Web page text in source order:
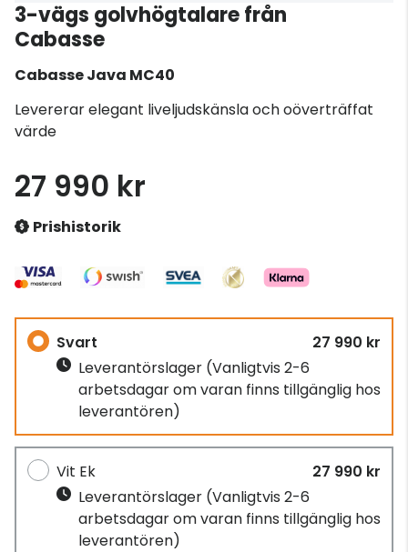
3-vägs golvhögtalare från
Cabasse
CabasseJava MC40
Levererar elegant liveljudskänsla och oöverträffat
värde
27 990 kr
Prishistorik
Svart
27 990 kr
Leverantörslager (Vanligtvis 2-6
arbetsdagar om varan finns tillgänglig hos
leverantören)
Vit Ek
27 990 kr
Leverantörslager (Vanligtvis 2-6
arbetsdagar om varan finns tillgänglig hos
leverantören)